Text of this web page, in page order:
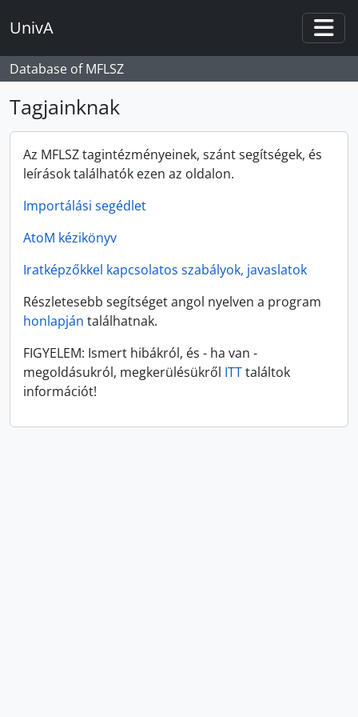
UnivA
Database of MFLSZ
Tagjainknak
Az MFLSZ tagintézményeinek, szánt segítségek, és
leírások találhatók ezen az oldalon.
Importálási segédlet
AtoM kézikönyv
Iratképzőkkel kapcsolatos szabályok, javaslatok
Részletesebb segítséget angol nyelven a program
honlapján találhatnak.
FIGYELEM: Ismert hibákról, és - ha van -
megoldásukról, megkerülésükről ITTtaláltok
információt!